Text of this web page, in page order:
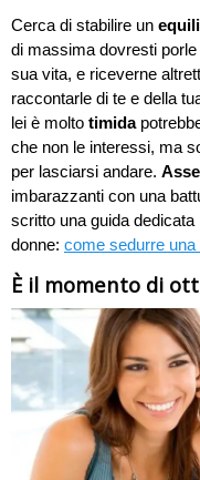
Cerca di stabilire un
di massima dovresti
sua vita, e riceverne
raccontarle di te e della
lei è molto timida
che non le interessi, ma
per lasciarsi andare.
imbarazzanti con una
scritto una guida
donne: come sedurre
È il momento di